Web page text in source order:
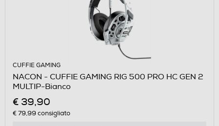
CUFFIE GAMING
NACON - CUFFIE GAMING RIG 500 PRO HC GEN 2
MULTIP-Bianco
€ 39,90
€ 79,99 consigliato